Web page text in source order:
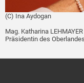
(C) Ina Aydogan
Mag. Katharina
Präsidentin des